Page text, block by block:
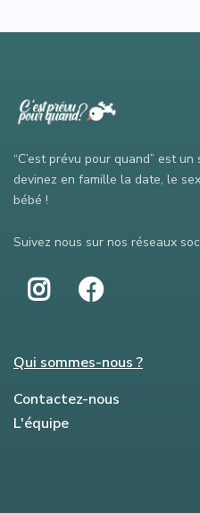
“C’est prévu pour quand” est
devinez en famille la date, le
bébé !
Suivez nous sur nos réseaux
Qui sommes-nous ?
Contactez-nous
L'équipe